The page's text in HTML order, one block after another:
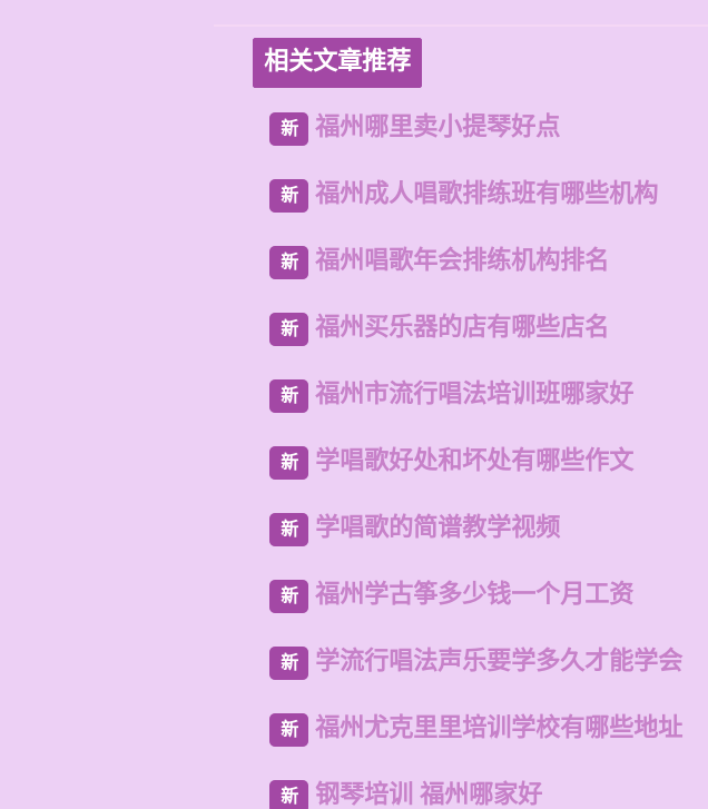
相关文章推荐
新 福州哪里卖小提琴好点
新 福州成人唱歌排练班有哪些机构
新 福州唱歌年会排练机构排名
新 福州买乐器的店有哪些店名
新 福州市流行唱法培训班哪家好
新 学唱歌好处和坏处有哪些作文
新 学唱歌的简谱教学视频
新 福州学古筝多少钱一个月工资
新 学流行唱法声乐要学多久才能学会
新 福州尤克里里培训学校有哪些地址
新 钢琴培训 福州哪家好